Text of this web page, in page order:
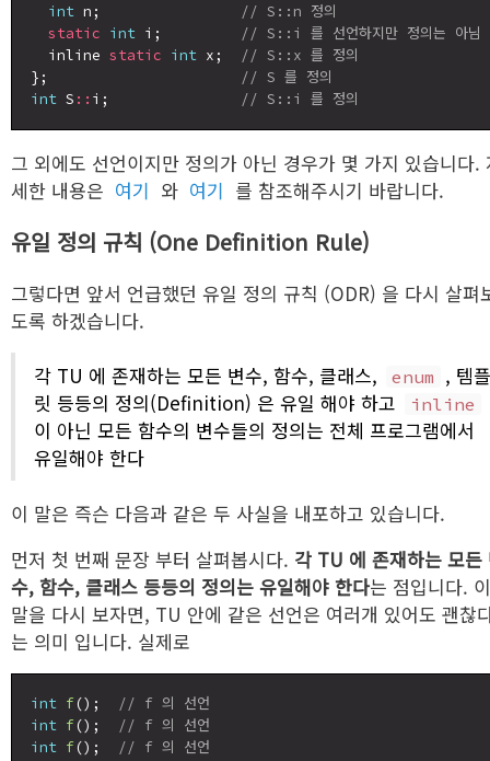
int n;
// S::n 정의
static int i;
// S::i 를 선언하지만 정의는 아님
  inline
static int x;
// S::x 를 정의
};
// S 를 정의
int S :: i; // S::i 를 정의
그 외에도 선언이지만 정의가 아닌 경우가 몇 가지 있습니다.
세한 내용은 여기 와 여기 를 참조해주시기 바랍니다.
유일 정의 규칙 (One Definition Rule)
그렇다면 앞서 언급했던 유일 정의 규칙 (ODR) 을 다시 살펴
도록 하겠습니다.
각 TU 에 존재하는 모든 변수, 함수, 클래스, enum , 템플
릿 등등의 정의(Definition) 은 유일 해야 하고
inline
이 아닌 모든 함수의 변수들의 정의는 전체 프로그램에서
유일해야 한다
이 말은 즉슨 다음과 같은 두 사실을 내포하고 있습니다.
먼저 첫 번째 문장 부터 살펴봅시다. 각 TU 에 존재하는 모든
수, 함수, 클래스 등등의 정의는 유일해야 한다는 점입니다. 이
말을 다시 보자면, TU 안에 같은 선언은 여러개 있어도 괜찮
는 의미 입니다. 실제로
int f ();
// f 의 선언
int f ();
// f 의 선언
int f (); // f 의 선언